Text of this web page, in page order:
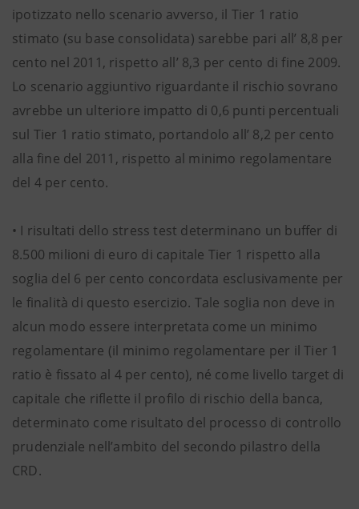
ipotizzato nello scenario avverso, il Tier 1 ratio
stimato (su base consolidata) sarebbe pari all’ 8,8 per
cento nel 2011, rispetto all’ 8,3 per cento di fine 2009.
Lo scenario aggiuntivo riguardante il rischio sovrano
avrebbe un ulteriore impatto di 0,6 punti percentuali
sul Tier 1 ratio stimato, portandolo all’ 8,2 per cento
alla fine del 2011, rispetto al minimo regolamentare
del 4 per cento.
• I risultati dello stress test determinano un buffer di
8.500 milioni di euro di capitale Tier 1 rispetto alla
soglia del 6 per cento concordata esclusivamente per
le finalità di questo esercizio. Tale soglia non deve in
alcun modo essere interpretata come un minimo
regolamentare (il minimo regolamentare per il Tier 1
ratio è fissato al 4 per cento), né come livello target di
capitale che riflette il profilo di rischio della banca,
determinato come risultato del processo di controllo
prudenziale nell’ambito del secondo pilastro della
CRD.